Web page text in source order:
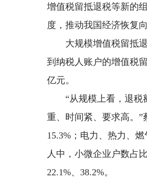
增值税留抵退税等新的
度，推动我国经济恢复向
大规模增值税留抵
到纳税人账户的增值税
亿元。
“从规模上看，退
重、时间紧、要求高。”
15.3%；电力、热力、
人中，小微企业户数占
22.1%、38.2%。